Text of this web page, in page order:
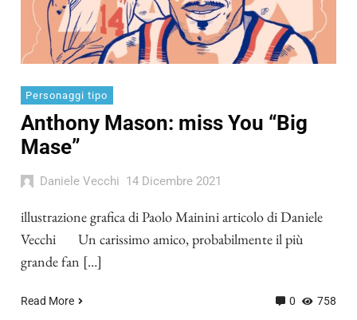
Personaggi tipo
Anthony Mason: miss You “Big
Mase”
Daniele Vecchi 14 Dicembre 2021
illustrazione grafica di Paolo Mainini articolo di Daniele
Vecchi Un carissimo amico, probabilmente il più
grande fan […]
Read More 0 758